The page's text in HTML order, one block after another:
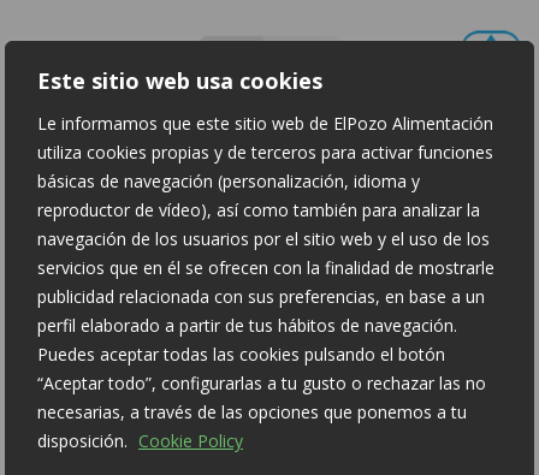
Este sitio web usa cookies
Le informamos que este sitio web de ElPozo Alimentación
utiliza cookies propias y de terceros para activar funciones
básicas de navegación (personalización, idioma y
reproductor de vídeo), así como también para analizar la
navegación de los usuarios por el sitio web y el uso de los
servicios que en él se ofrecen con la finalidad de mostrarle
publicidad relacionada con sus preferencias, en base a un
perfil elaborado a partir de tus hábitos de navegación.
Puedes aceptar todas las cookies pulsando el botón
“Aceptar todo”, configurarlas a tu gusto o rechazar las no
necesarias, a través de las opciones que ponemos a tu
disposición. Cookie Policy
SERRANO HAM
Nutritional information per 100 g:
Energy: 228 kcal
Fat: 12 g